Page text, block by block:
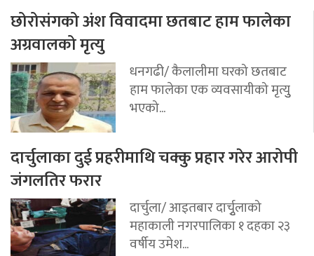
छोरोसंगको अंश विवादमा छतबाट हाम फालेका
अग्रवालको मृत्यु
धनगढी/ कैलालीमा घरको छतबाट
हाम फालेका एक व्यवसायीको मृत्युु
भएको...
दार्चुलाका दुई प्रहरीमाथि चक्कु प्रहार गरेर आरोपी
जंगलतिर फरार
दार्चुला/ आइतबार दार्चुृलाको
महाकाली नगरपालिका १ दहका २३
वर्षीय उमेश...